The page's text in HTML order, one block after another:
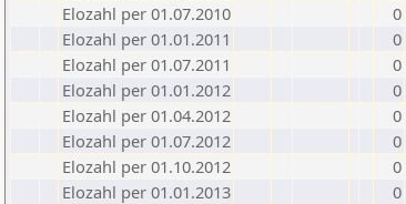
Elozahl per 01.07.2010
0
Elozahl per 01.01.2011
0
Elozahl per 01.07.2011
0
Elozahl per 01.01.2012
0
Elozahl per 01.04.2012
0
Elozahl per 01.07.2012
0
Elozahl per 01.10.2012
0
Elozahl per 01.01.2013
0